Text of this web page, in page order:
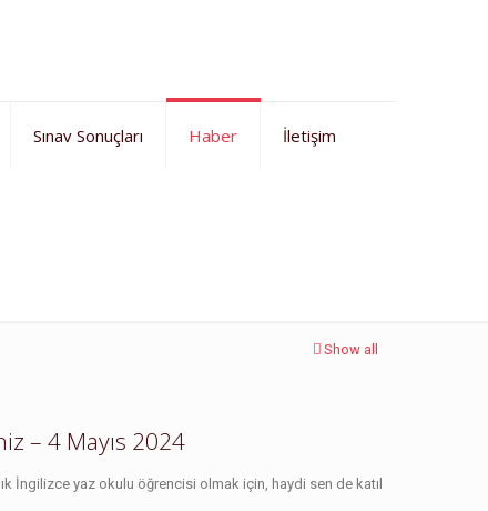
Sınav Sonuçları Haber İletişim
Show all
– 4 Mayıs 2024
İngilizce yaz okulu öğrencisi olmak için, haydi sen de katıl